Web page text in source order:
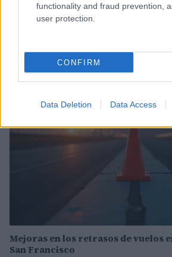
functionality and fraud prevention,
user protection.
CONFIRM
Data Deletion Data Access
Incidente de fuego en la Terminal
NOTICIAS
Mejoras en los retrasos de vuelos
San Francisco